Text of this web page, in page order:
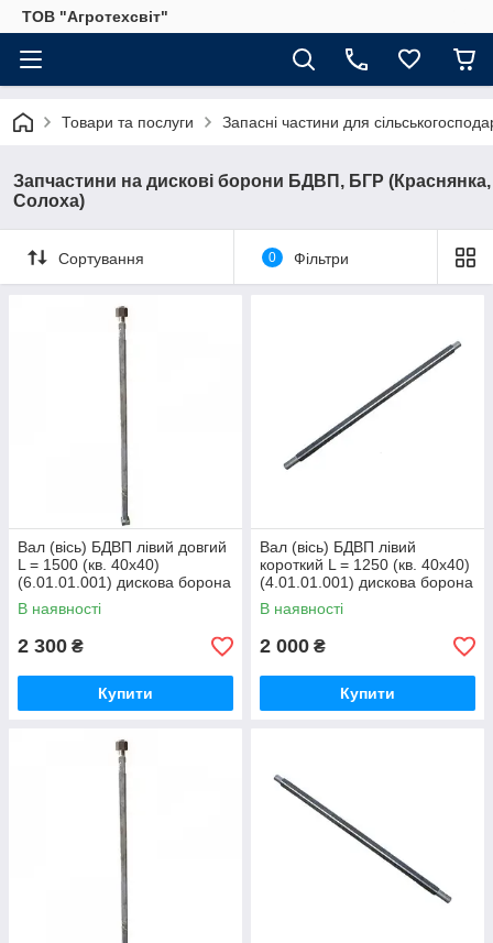
ТОВ "Агротехсвіт"
Товари та послуги Запасні частини для
Запчастини на дискові борони БДВП, БГР (Краснянка,
Солоха)
Сортування 0 Фільтри
Вал (вісь) БДВП лівий довгий
L = 1500 (кв. 40х40)
(6.01.01.001) дискова борона
БДВП Краснянка, БГР
Солоха
В наявності
2 300 ₴
Купити
Вал (вісь) БДВП лівий
короткий L = 1250 (кв. 40х40)
(4.01.01.001) дискова борона
БДВП Краснянка, БГР
Солоха
В наявності
2 000 ₴
Купити